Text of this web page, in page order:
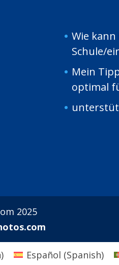
Wie
Schule/
Mein
optimal
2025
) Español (Spanish)